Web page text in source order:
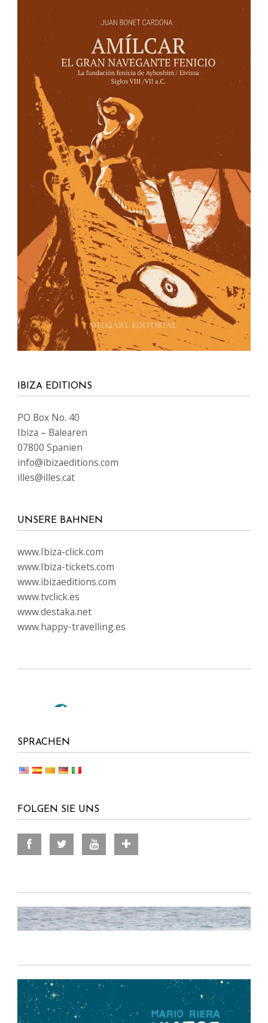
IBIZA EDITIONS
PO Box No. 40
Ibiza – Balearen
07800 Spanien
info@ibizaeditions.com
illes@illes.cat
UNSERE BAHNEN
www.Ibiza-click.com
www.Ibiza-tickets.com
www.ibizaeditions.com
www.tvclick.es
www.destaka.net
www.happy-travelling.es
SPRACHEN
FOLGEN SIE UNS